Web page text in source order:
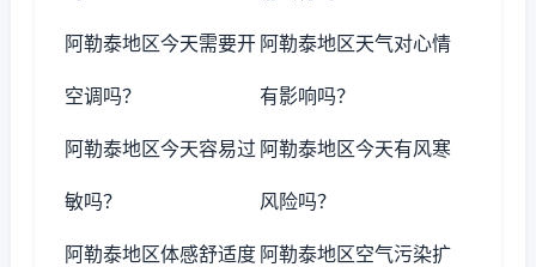
阿勒泰地区今天需要开
空调吗？
阿勒泰地区天气对心情
有影响吗？
阿勒泰地区今天容易过
敏吗？
阿勒泰地区今天有风寒
风险吗？
阿勒泰地区体感舒适度 阿勒泰地区空气污染扩